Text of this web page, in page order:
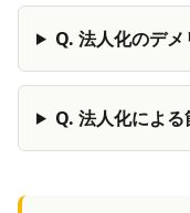
Q. 法人化のデメ
Q. 法人化による